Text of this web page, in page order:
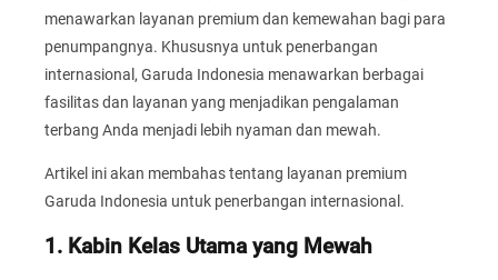
menawarkan layanan premium dan kemewahan bagi para
penumpangnya. Khususnya untuk penerbangan
internasional, Garuda Indonesia menawarkan berbagai
fasilitas dan layanan yang menjadikan pengalaman
terbang Anda menjadi lebih nyaman dan mewah.
Artikel ini akan membahas tentang layanan premium
Garuda Indonesia untuk penerbangan internasional.
1. Kabin Kelas Utama yang Mewah